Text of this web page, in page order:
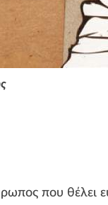
που θέλει